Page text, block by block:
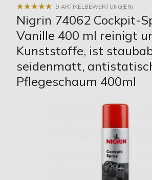
★★★★★
★★★★★ 9 ARTIKELBEWERTUNG(EN)
Nigrin 74062 Cockpit-
Vanille 400 ml reinigt
Kunststoffe, ist
seidenmatt,
Pflegeschaum 400ml